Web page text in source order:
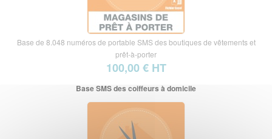
Base de 8.048 numéros de portable SMS des boutiques de vêtements et
prêt-à-porter
100,00 € HT
Base SMS des coiffeurs à domicile